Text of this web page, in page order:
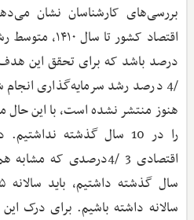
/4 درصد رشد سرمایه‌گذاری
هنوز منتشر نشده است، با این حال
را در 10 سال گذشته
اقتصادی 3 /4درصدی
سالانه داشته باشیم. برای درک